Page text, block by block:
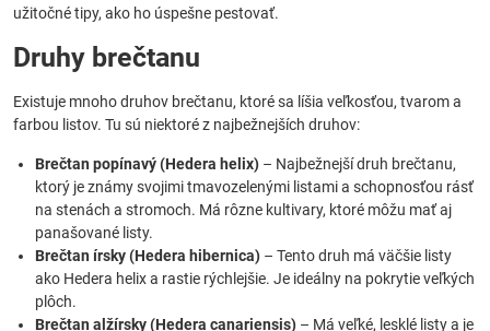
užitočné tipy, ako ho úspešne pestovať.
Druhy brečtanu
Existuje mnoho druhov brečtanu, ktoré sa líšia veľkosťou, tvarom a
farbou listov. Tu sú niektoré z najbežnejších druhov:
Brečtan popínavý (Hedera helix) – Najbežnejší druh brečtanu,
ktorý je známy svojimi tmavozelenými listami a schopnosťou rásť
na stenách a stromoch. Má rôzne kultivary, ktoré môžu mať aj
panašované listy.
Brečtan írsky (Hedera hibernica) – Tento druh má väčšie listy
ako Hedera helix a rastie rýchlejšie. Je ideálny na pokrytie veľkých
plôch.
Brečtan alžírsky (Hedera canariensis) – Má veľké, lesklé listy a je